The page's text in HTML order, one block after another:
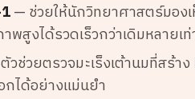
— ช่วยให้นักวิทยาศาสตร์มอง
พสูงได้รวดเร็วกว่าเดิมหลายเท่
วช่วยตรวจมะเร็งเต้านมที่สร้า
กได้อย่างแม่นยำ